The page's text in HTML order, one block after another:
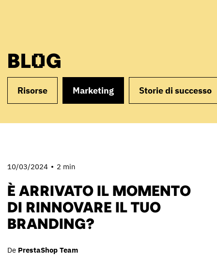
BLOG
Risorse Marketing Storie di successo
10/03/2024 2 min
È ARRIVATO IL MOMENTO
DI RINNOVARE IL TUO
BRANDING?
De PrestaShop Team